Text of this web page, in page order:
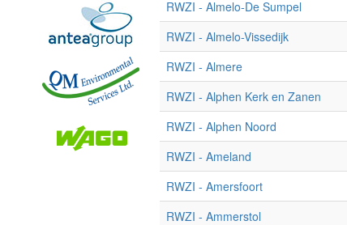
RWZI - Almelo-De Sumpel
RWZI - Almelo-Vissedijk
RWZI - Almere
RWZI - Alphen Kerk en Zanen
RWZI - Alphen Noord
RWZI - Ameland
RWZI - Amersfoort
RWZI - Ammerstol